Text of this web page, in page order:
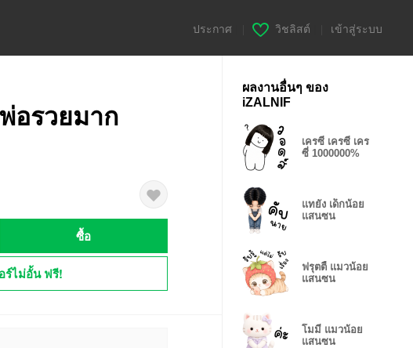
ประกาศ วิชลิสต์ เข้าสู่ระบบ
อรวยมาก
ซื้อ
ร์ไม่อั้น ฟรี!
ผลงานอื่นๆ ของ
iZALNIF
เครซี่ เครซี่ เคร
ซี่ 1000000%
แทยัง เด็กน้อย
แสนซน
ฟรุตตี้ แมวน้อย
แสนซน
โมมี่ แมวน้อย
แสนซน